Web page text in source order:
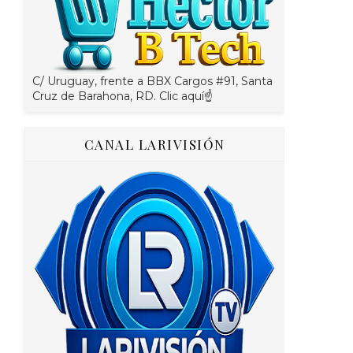
C/ Uruguay, frente a BBX Cargos #91, Santa
Cruz de Barahona, RD. Clic aquí☝
CANAL LARIVISIÓN